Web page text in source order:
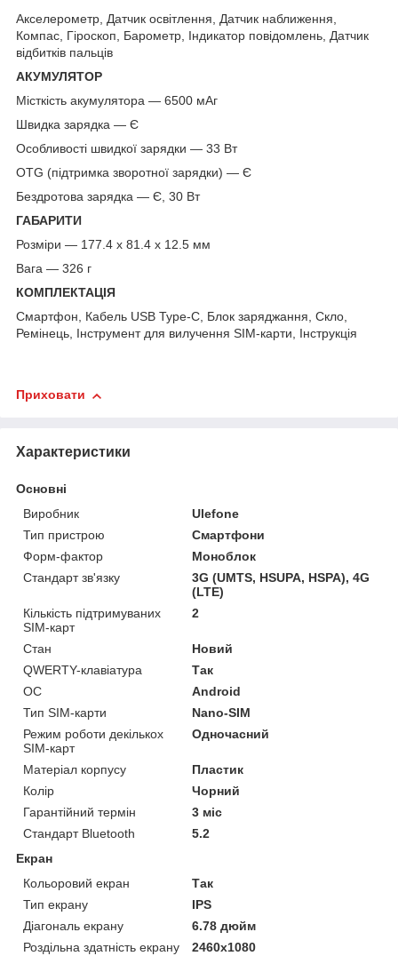
Акселерометр, Датчик освітлення, Датчик наближення,
Компас, Гіроскоп, Барометр, Індикатор повідомлень, Датчик
відбитків пальців
АКУМУЛЯТОР
Місткість акумулятора — 6500 мАг
Швидка зарядка — Є
Особливості швидкої зарядки — 33 Вт
OTG (підтримка зворотної зарядки) — Є
Бездротова зарядка — Є, 30 Вт
ГАБАРИТИ
Розміри — 177.4 x 81.4 x 12.5 мм
Вага — 326 г
КОМПЛЕКТАЦІЯ
Смартфон, Кабель USB Type-C, Блок заряджання, Скло,
Ремінець, Інструмент для вилучення SIM-карти, Інструкція
Приховати
Характеристики
Основні
Виробник
Ulefone
Тип пристрою
Смартфони
Форм-фактор
Моноблок
Стандарт зв'язку
3G (UMTS, HSUPA, HSPA), 4G
(LTE)
Кількість підтримуваних
SIM-карт
2
Стан
Новий
QWERTY-клавіатура
Так
ОС
Android
Тип SIM-карти
Nano-SIM
Режим роботи декількох
SIM-карт
Одночасний
Матеріал корпусу
Пластик
Колір
Чорний
Гарантійний термін
3 міс
Стандарт Bluetooth
5.2
Екран
Кольоровий екран
Так
Тип екрану
IPS
Діагональ екрану
6.78 дюйм
Роздільна здатність екрану
2460x1080